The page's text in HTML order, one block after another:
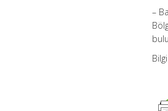
–